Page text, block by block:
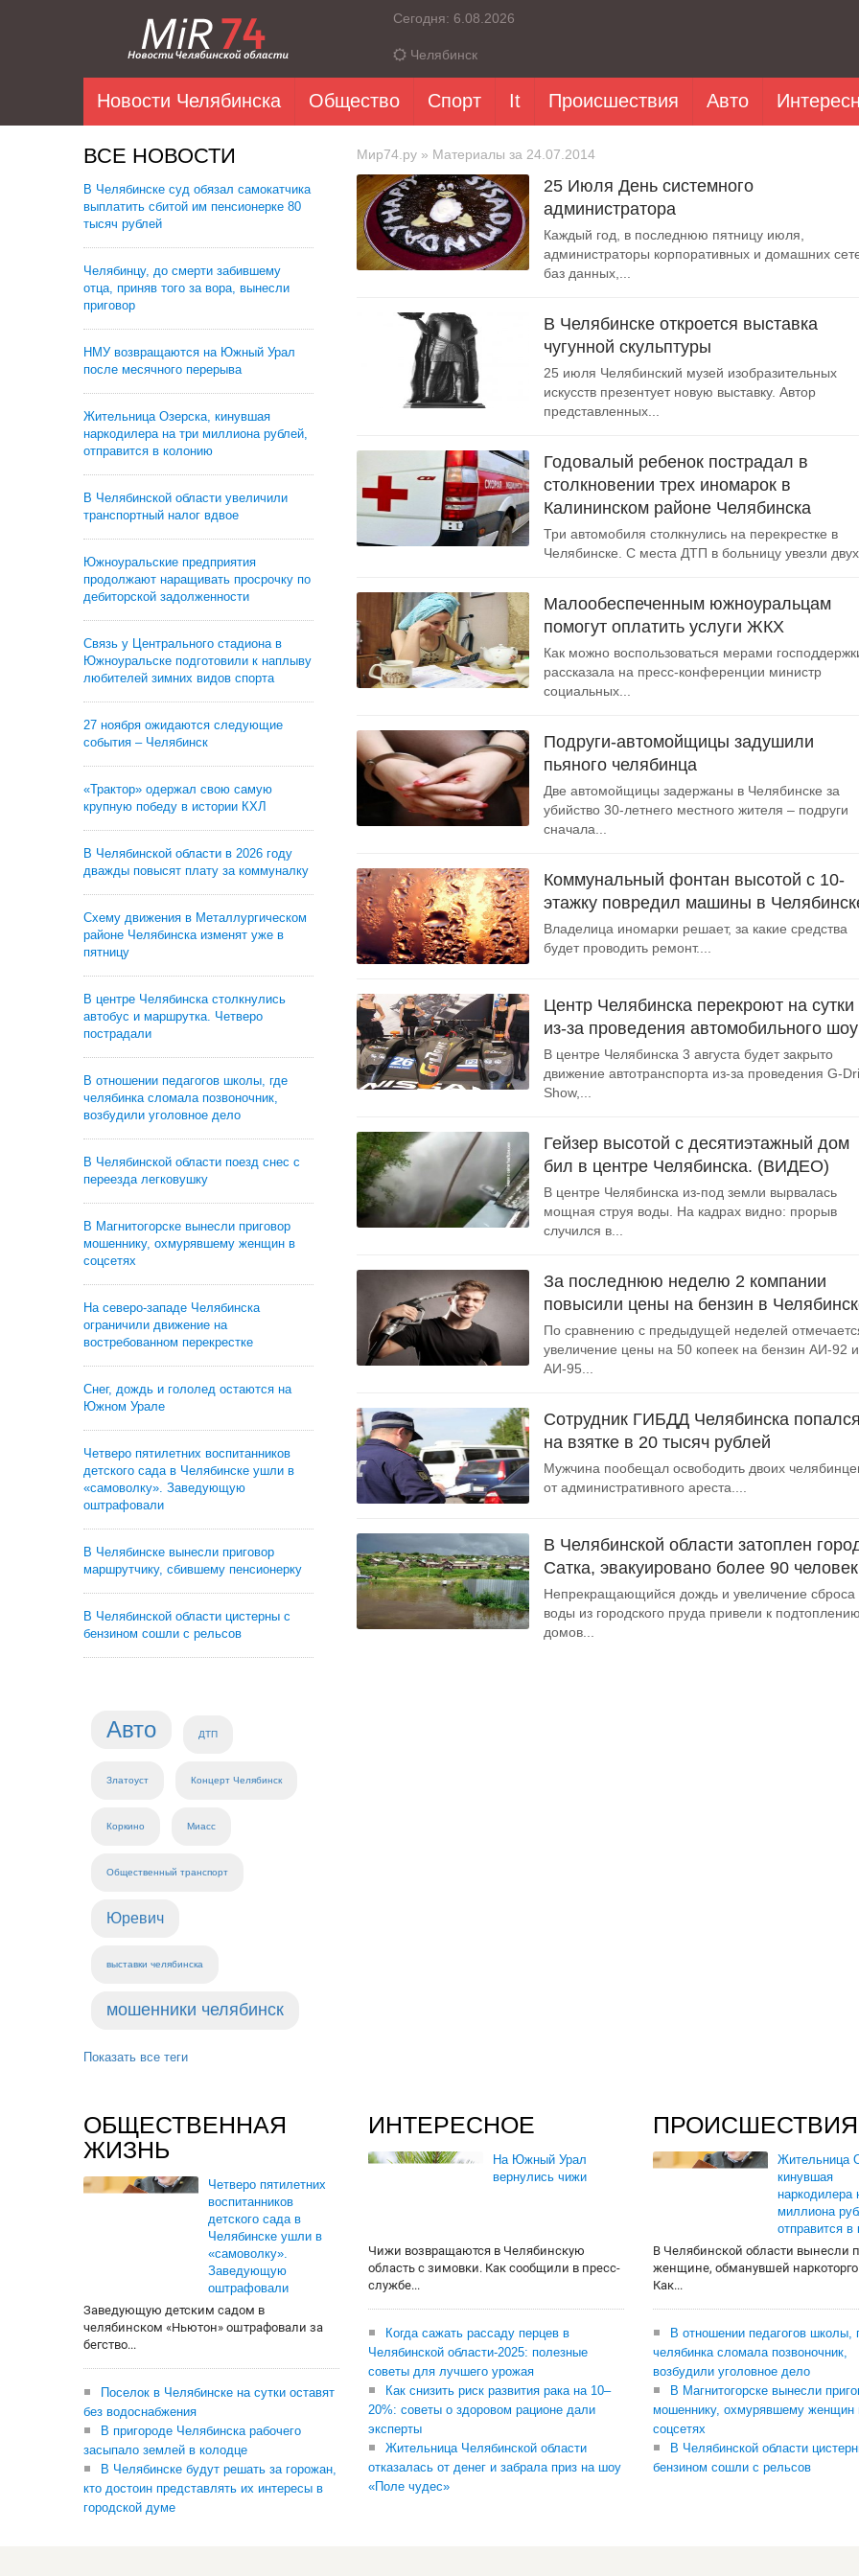
Сегодня: 6.08.2026
Челябинск
Новости Челябинска Общество Спорт It Происшествия Авто
ВСЕ НОВОСТИ
В Челябинске суд обязал самокатчика
выплатить сбитой им пенсионерке 80
тысяч рублей
Челябинцу, до смерти забившему
отца, приняв того за вора, вынесли
приговор
НМУ возвращаются на Южный Урал
после месячного перерыва
Жительница Озерска, кинувшая
наркодилера на три миллиона рублей,
отправится в колонию
В Челябинской области увеличили
транспортный налог вдвое
Южноуральские предприятия
продолжают наращивать просрочку по
дебиторской задолженности
Связь у Центрального стадиона в
Южноуральске подготовили к наплыву
любителей зимних видов спорта
27 ноября ожидаются следующие
события – Челябинск
«Трактор» одержал свою самую
крупную победу в истории КХЛ
В Челябинской области в 2026 году
дважды повысят плату за коммуналку
Схему движения в Металлургическом
районе Челябинска изменят уже в
пятницу
В центре Челябинска столкнулись
автобус и маршрутка. Четверо
пострадали
В отношении педагогов школы, где
челябинка сломала позвоночник,
возбудили уголовное дело
В Челябинской области поезд снес с
переезда легковушку
В Магнитогорске вынесли приговор
мошеннику, охмурявшему женщин в
соцсетях
На северо-западе Челябинска
ограничили движение на
востребованном перекрестке
Снег, дождь и гололед остаются на
Южном Урале
Четверо пятилетних воспитанников
детского сада в Челябинске ушли в
«самоволку». Заведующую
оштрафовали
В Челябинске вынесли приговор
маршрутчику, сбившему пенсионерку
В Челябинской области цистерны с
бензином сошли с рельсов
Авто ДТП
Златоуст Концерт Челябинск
Коркино Миасс
Общественный транспорт
Юревич
выставки челябинска
мошенники челябинск
Показать все теги
Мир74.ру » Материалы за 24.07.2014
25 Июля День системного
администратора
Каждый год, в последнюю пятницу июля,
администраторы корпоративных и домашних
баз данных,...
В Челябинске откроется выставка
чугунной скульптуры
25 июля Челябинский музей изобразительных
искусств презентует новую выставку. Автор
представленных...
Годовалый ребенок пострадал в
столкновении трех иномарок в
Калининском районе Челябинска
Три автомобиля столкнулись на перекрестке в
Челябинске. С места ДТП в больницу увезли
Малообеспеченным южноуральцам
помогут оплатить услуги ЖКХ
Как можно воспользоваться мерами
рассказала на пресс-конференции министр
социальных...
Подруги-автомойщицы задушили
пьяного челябинца
Две автомойщицы задержаны в Челябинске за
убийство 30-летнего местного жителя – подруги
сначала...
Коммунальный фонтан высотой с 10-
этажку повредил машины в
Владелица иномарки решает, за какие средства
будет проводить ремонт....
Центр Челябинска перекроют на сутки
из-за проведения автомобильного шоу
В центре Челябинска 3 августа будет закрыто
движение автотранспорта из-за проведения G-
Show,...
Гейзер высотой с десятиэтажный дом
бил в центре Челябинска. (ВИДЕО)
В центре Челябинска из-под земли вырвалась
мощная струя воды. На кадрах видно: прорыв
случился в...
За последнюю неделю 2 компании
повысили цены на бензин в
По сравнению с предыдущей неделей
увеличение цены на 50 копеек на бензин АИ-92 и
АИ-95...
Сотрудник ГИБДД Челябинска попался
на взятке в 20 тысяч рублей
Мужчина пообещал освободить двоих
от административного ареста....
В Челябинской области затоплен
Сатка, эвакуировано более 90 человек
Непрекращающийся дождь и увеличение сброса
воды из городского пруда привели к подтоплению
домов...
ОБЩЕСТВЕННАЯ
ЖИЗНЬ
Четверо пятилетних
воспитанников
детского сада в
Челябинске ушли в
«самоволку».
Заведующую
оштрафовали
Заведующую детским садом в
челябинском «Ньютон» оштрафовали за
бегство...
Поселок в Челябинске на сутки оставят
без водоснабжения
В пригороде Челябинска рабочего
засыпало землей в колодце
В Челябинске будут решать за горожан,
кто достоин представлять их интересы в
городской думе
ИНТЕРЕСНОЕ
На Южный Урал
вернулись чижи
Чижи возвращаются в Челябинскую
область с зимовки. Как сообщили в пресс-
службе...
Когда сажать рассаду перцев в
Челябинской области-2025: полезные
советы для лучшего урожая
Как снизить риск развития рака на 10–
20%: советы о здоровом рационе дали
эксперты
Жительница Челябинской области
отказалась от денег и забрала приз на шоу
«Поле чудес»
ПРОИСШЕСТВИЯ
Жительница
кинувшая
наркодилера
миллиона
отправится
В Челябинской области вынесли
женщине, обманувшей
Как...
В отношении педагогов школы,
челябинка сломала позвоночник,
возбудили уголовное дело
В Магнитогорске вынесли
мошеннику, охмурявшему женщин
соцсетях
В Челябинской области
бензином сошли с рельсов